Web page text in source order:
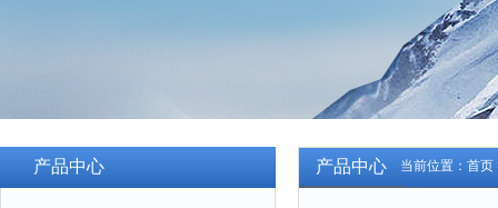
产品中心 当前位置： 首页
产品中心